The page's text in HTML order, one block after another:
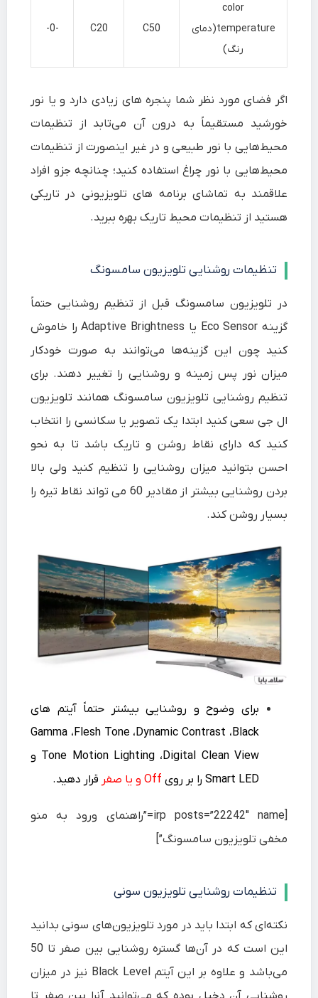
color
temperature(دمای
رنگ)
C50
C20
-0-
اگر فضای مورد نظر شما پنجره های زیادی دارد و یا نور
خورشید مستقیماً به درون آن می‌تابد از تنظیمات
محیط‌هایی با نور طبیعی و در غیر اینصورت از تنظیمات
محیط‌هایی با نور چراغ استفاده کنید؛ چنانچه جزو افراد
علاقمند به تماشای برنامه های تلویزیونی در تاریکی
هستید از تنظیمات محیط تاریک بهره ببرید.
تنظیمات روشنایی تلویزیون سامسونگ
در تلویزیون سامسونگ قبل از تنظیم روشنایی حتماً
گزینه Eco Sensor یا Adaptive Brightness را خاموش
کنید چون این گزینه‌ها می‌توانند به صورت خودکار
میزان نور پس زمینه و روشنایی را تغییر دهند. برای
تنظیم روشنایی تلویزیون سامسونگ همانند تلویزیون
ال جی سعی کنید ابتدا یک تصویر یا سکانسی را انتخاب
کنید که دارای نقاط روشن و تاریک باشد تا به نحو
احسن بتوانید میزان روشنایی را تنظیم کنید ولی بالا
بردن روشنایی بیشتر از مقادیر 60 می تواند نقاط تیره را
بسیار روشن کند.
برای وضوح و روشنایی بیشتر حتماً آیتم های
Gamma ،Flesh Tone ،Dynamic Contrast ،Black
Tone Motion Lighting ،Digital Clean View و
Smart LED را بر روی
Off و یا صفر قرار دهید.
[irp posts=”22242″ name=”راهنمای ورود به منو
مخفی تلویزیون سامسونگ”]
تنظیمات روشنایی تلویزیون سونی
نکته‌ای که ابتدا باید در مورد تلویزیون‌های سونی بدانید
این است که در آن‌ها گستره روشنایی بین صفر تا 50
می‌باشد و علاوه بر این آیتم Black Level نیز در میزان